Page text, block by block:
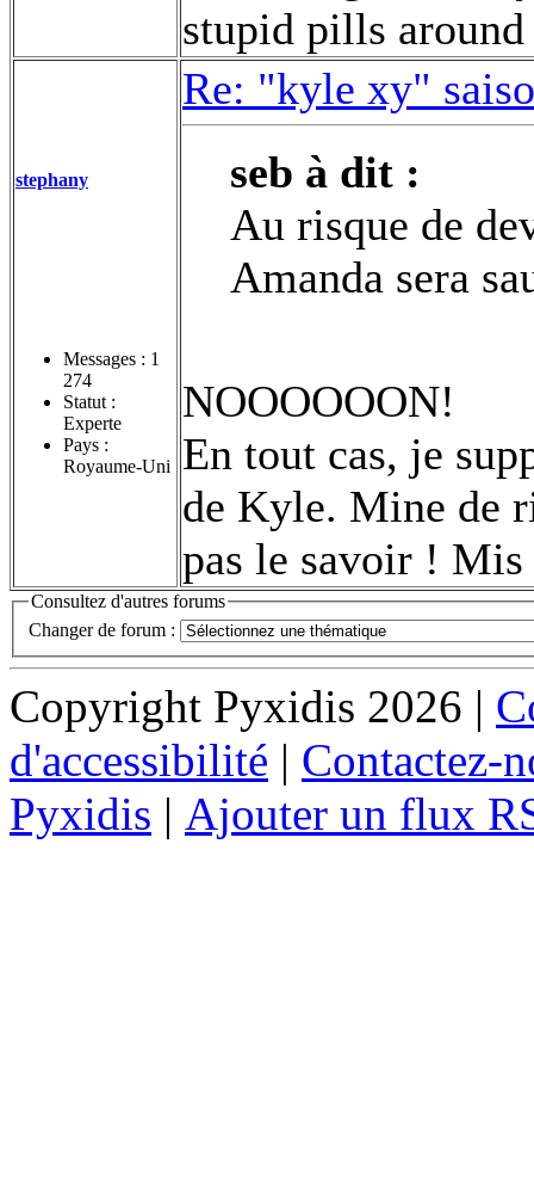
stupid pills
stephany
Messages : 1
274
Statut :
Experte
Pays :
Royaume-Uni
Re: "kyle xy"
seb à dit :
Au risque de
Amanda sera
NOOOOOON!
En tout cas, je
de Kyle. Mine de
pas le savoir !
Consultez d'autres forums
Changer de forum :
Copyright Pyxidis 2026 |
d'accessibilité | Contactez-
Pyxidis | Ajouter un flux